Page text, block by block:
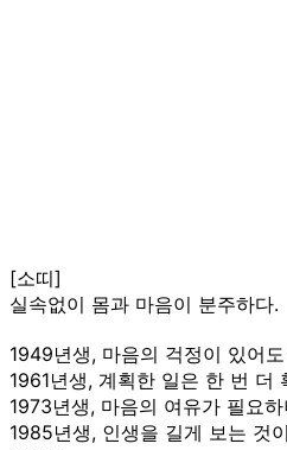
[소띠]
실속없이 몸과 마음이 분주하다.
1949년생, 마음의 걱정이 있어
1961년생, 계획한 일은 한 번 더
1973년생, 마음의 여유가 필요
1985년생, 인생을 길게 보는 것